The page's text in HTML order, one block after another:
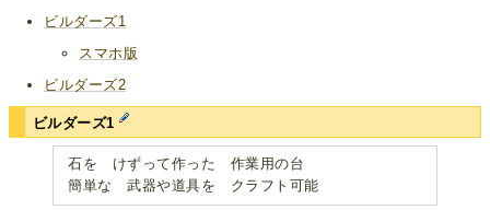
ビルダーズ1
スマホ版
ビルダーズ2
ビルダーズ1
石を けずって作った 作業用の台
簡単な 武器や道具を クラフト可能